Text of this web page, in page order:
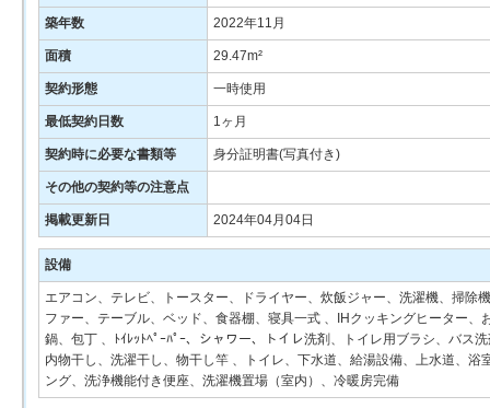
築年数 2022年11月
面積 29.47m²
契約形態 一時使用
最低契約日数 1ヶ月
契約時に必要な書類等 身分証明書(写真付き)
その他の契約等の注意点
掲載更新日 2024年04月04日
設備
エアコン、テレビ、トースター、ドライヤー、炊飯ジャー、洗濯機、掃
ファー、テーブル、ベッド、食器棚、寝具一式 、IHクッキングヒーター
鍋、包丁 、ﾄｲﾚｯﾄﾍﾟｰﾊﾟｰ、シャワー、トイレ洗剤、トイレ用ブラシ、バ
内物干し、洗濯干し、物干し竿 、トイレ、下水道、給湯設備、上水道、
ング、洗浄機能付き便座、洗濯機置場（室内）、冷暖房完備